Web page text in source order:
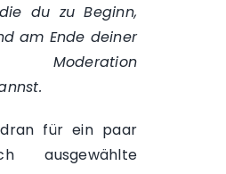
du zu Beginn,
am Ende deiner
Moderation
für ein paar
ausgewählte